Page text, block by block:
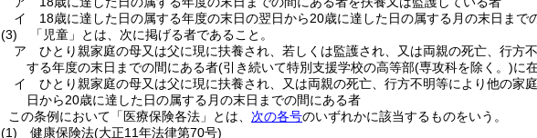
イ
18歳に達した日の属する年度の末日の翌日から20歳に達した日の属する月の末日まで
(3)
「児童」とは、次に掲げる者であること。
ア
ひとり親家庭の母又は父に現に扶養され、若しくは監護され、又は両親の死亡、行方
する年度の末日までの間にある者(引き続いて特別支援学校の高等部(専攻科を除く。)に
イ
ひとり親家庭の母又は父に現に扶養され、又は両親の死亡、行方不明等により他の家
日から20歳に達した日の属する月の末日までの間にある者
この条例において「医療保険各法」とは、 次の各号のいずれかに該当するものをいう。
(1)
健康保険法(大正11年法律第70号)